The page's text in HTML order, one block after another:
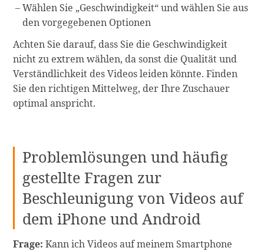
Wählen Sie „Geschwindigkeit“ und wählen Sie aus
den vorgegebenen Optionen
Achten Sie darauf, dass Sie die Geschwindigkeit
nicht zu extrem wählen, da sonst die Qualität und
Verständlichkeit des Videos leiden könnte. Finden
Sie den richtigen Mittelweg, der Ihre Zuschauer
optimal anspricht.
Problemlösungen und häufig
gestellte Fragen zur
Beschleunigung von Videos auf
dem iPhone und Android
Frage: Kann ich Videos auf meinem Smartphone